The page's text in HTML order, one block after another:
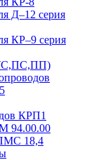
Д–12 серия
КР–9 серия
КРП1
94.00.00
18,4